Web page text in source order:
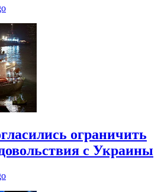
ограничить
с Украины